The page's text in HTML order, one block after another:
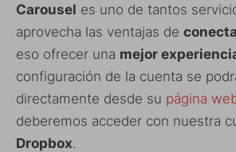
Carousel es uno de tantos
aprovecha las ventajas de
eso ofrecer una mejor
configuración de la cuenta se
directamente desde su página
deberemos acceder con nuestra
Dropbox.